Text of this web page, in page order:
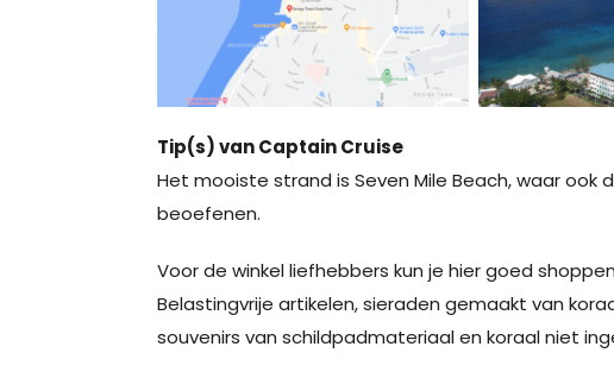
Tip(s) van Captain Cruise
Het mooiste strand is Seven Mile Beach, waar ook
beoefenen.
Voor de winkel liefhebbers kun je hier goed
Belastingvrije artikelen, sieraden gemaakt van
souvenirs van schildpadmateriaal en koraal niet